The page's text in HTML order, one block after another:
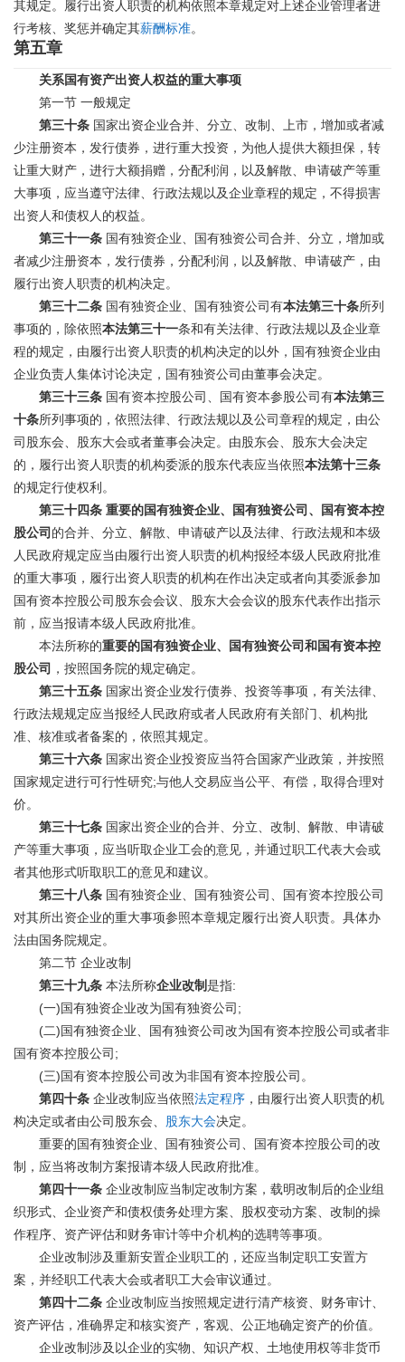
其规定。履行出资人职责的机构依照本章规定对上述企业管理者进
行考核、奖惩并确定其薪酬标准。
第五章
关系国有资产出资人权益的重大事项
第一节 一般规定
第三十条 国家出资企业合并、分立、改制、上市，增加或者减
少注册资本，发行债券，进行重大投资，为他人提供大额担保，转
让重大财产，进行大额捐赠，分配利润，以及解散、申请破产等重
大事项，应当遵守法律、行政法规以及企业章程的规定，不得损害
出资人和债权人的权益。
第三十一条 国有独资企业、国有独资公司合并、分立，增加或
者减少注册资本，发行债券，分配利润，以及解散、申请破产，由
履行出资人职责的机构决定。
第三十二条 国有独资企业、国有独资公司有本法第三十条所列
事项的，除依照本法第三十一条和有关法律、行政法规以及企业章
程的规定，由履行出资人职责的机构决定的以外，国有独资企业由
企业负责人集体讨论决定，国有独资公司由董事会决定。
第三十三条 国有资本控股公司、国有资本参股公司有本法第三
十条所列事项的，依照法律、行政法规以及公司章程的规定，由公
司股东会、股东大会或者董事会决定。由股东会、股东大会决定
的，履行出资人职责的机构委派的股东代表应当依照本法第十三条
的规定行使权利。
第三十四条 重要的国有独资企业、国有独资公司、国有资本控
股公司 的合并、分立、解散、申请破产以及法律、行政法规和本级
人民政府规定应当由履行出资人职责的机构报经本级人民政府批准
的重大事项，履行出资人职责的机构在作出决定或者向其委派参加
国有资本控股公司股东会会议、股东大会会议的股东代表作出指示
前，应当报请本级人民政府批准。
本法所称的重要的国有独资企业、国有独资公司和国有资本控
股公司 ，按照国务院的规定确定。
第三十五条 国家出资企业发行债券、投资等事项，有关法律、
行政法规规定应当报经人民政府或者人民政府有关部门、机构批
准、核准或者备案的，依照其规定。
第三十六条 国家出资企业投资应当符合国家产业政策，并按照
国家规定进行可行性研究;与他人交易应当公平、有偿，取得合理对
价。
第三十七条 国家出资企业的合并、分立、改制、解散、申请破
产等重大事项，应当听取企业工会的意见，并通过职工代表大会或
者其他形式听取职工的意见和建议。
第三十八条 国有独资企业、国有独资公司、国有资本控股公司
对其所出资企业的重大事项参照本章规定履行出资人职责。具体办
法由国务院规定。
第二节 企业改制
第三十九条 本法所称企业改制 是指:
(一) 国有独资企业改为国有独资公司 ;
(二) 国有独资企业、国有独资公司改为国有资本控股公司或者非
国有资本控股公司 ;
(三) 国有资本控股公司改为非国有资本控股公司。
第四十条 企业改制应当依照法定程序 ，由履行出资人职责的机
构决定或者由公司股东会、
股东大会决定。
重要的国有独资企业、国有独资公司、国有资本控股公司的改
制，应当将改制方案报请本级人民政府批准。
第四十一条 企业改制应当制定改制方案，载明改制后的企业组
织形式、企业资产和债权债务处理方案、股权变动方案、改制的操
作程序、资产评估和财务审计等中介机构的选聘等事项。
企业改制涉及重新安置企业职工的，还应当制定职工安置方
案，并经职工代表大会或者职工大会审议通过。
第四十二条 企业改制应当按照规定进行清产核资、财务审计、
资产评估，准确界定和核实资产，客观、公正地确定资产的价值。
企业改制涉及以企业的实物、知识产权、土地使用权等非货币